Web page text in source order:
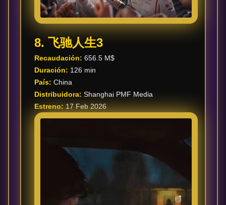
8. 飞驰人生3
Recaudación: 656.5 M$
Duración: 126 min
País: China
Distribuidora: Shanghai PMF Media
Estreno:17 Feb 2026